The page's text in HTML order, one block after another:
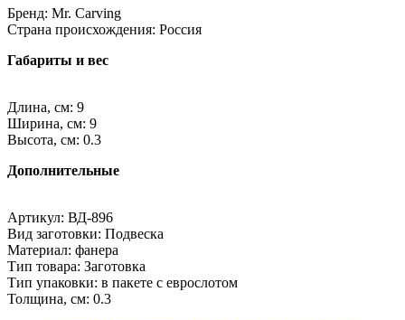
Бренд: Mr. Carving
Страна происхождения: Россия
Габариты и вес
Длина, см: 9
Ширина, см: 9
Высота, см: 0.3
Дополнительные
Артикул: ВД-896
Вид заготовки: Подвеска
Материал: фанера
Тип товара: Заготовка
Тип упаковки: в пакете с еврослотом
Толщина, см: 0.3